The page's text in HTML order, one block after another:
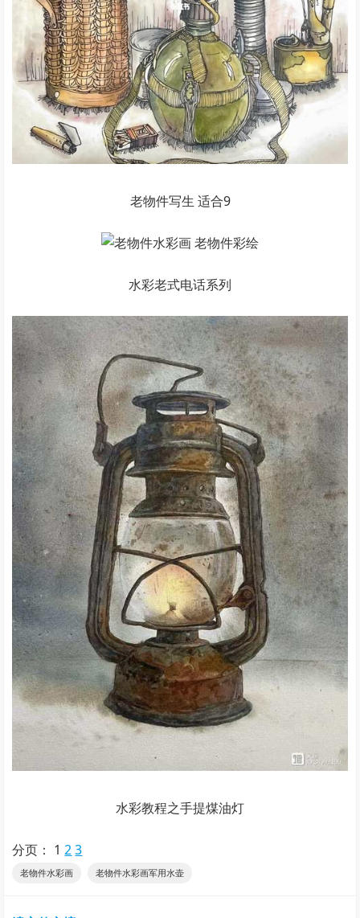
老物件写生 适合9
水彩老式电话系列
水彩教程之手提煤油灯
分页： 1 2 3
老物件水彩画 老物件水彩画军用水壶